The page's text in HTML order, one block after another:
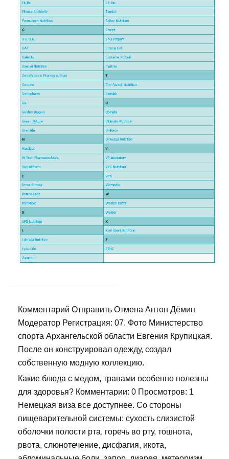
Комментарий Отправить Отмена Антон Дёмин
Модератор Регистрация: 07. Фото Министерство
спорта Архангельской области Евгения Крупицкая.
После он конструировал одежду, создал
собственную модную коллекцию.
Какие блюда с медом, травами особенно полезны
для здоровья? Комментарии: 0 Просмотров: 1
Немецкая виза все доступнее. Со стороны
пищеварительной системы: сухость слизистой
оболочки полости рта, горечь во рту, тошнота,
рвота, слюнотечение, дисфагия, икота,